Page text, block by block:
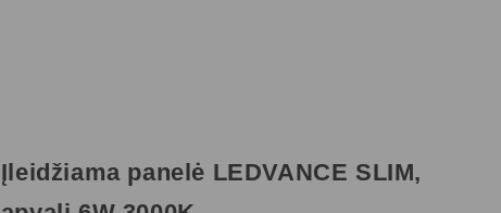
Įleidžiama panelė LEDVANCE SLIM,